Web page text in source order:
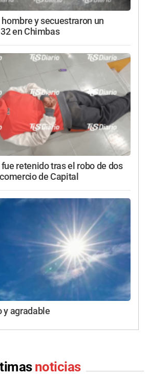
y secuestraron un
en Chimbas
retenido tras el robo de dos
de Capital
y agradable
noticias